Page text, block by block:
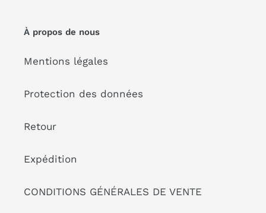
À propos de nous
Mentions légales
Protection des données
Retour
Expédition
CONDITIONS GÉNÉRALES DE VENTE